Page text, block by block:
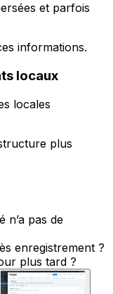
et parfois
informations.
locaux
locales
plus
n’a pas de
enregistrement ?
plus tard ?